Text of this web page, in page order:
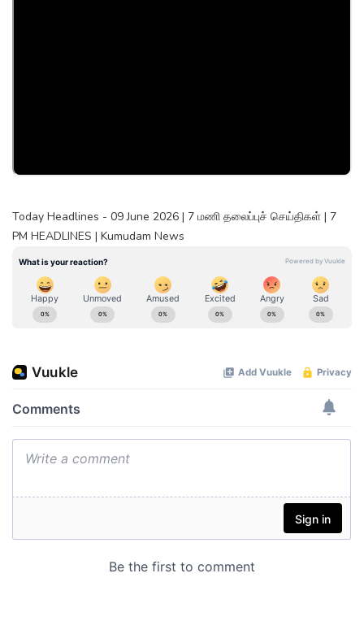
Today Headlines - 09 June 2026 | 7 மணி தலைப்புச் செய்திகள் | 7
PM HEADLINES | Kumudam News